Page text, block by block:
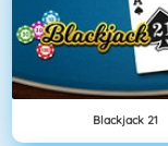
Blackjack 21